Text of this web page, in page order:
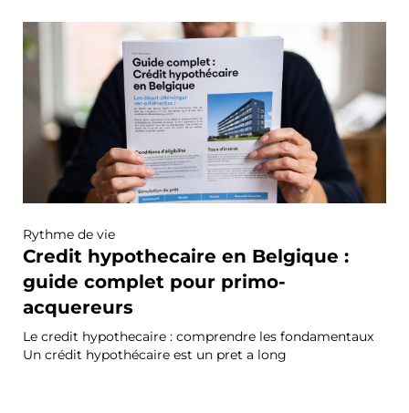
Rythme de vie
Credit hypothecaire en Belgique :
guide complet pour primo-
acquereurs
Le credit hypothecaire : comprendre les fondamentaux
Un crédit hypothécaire est un pret a long